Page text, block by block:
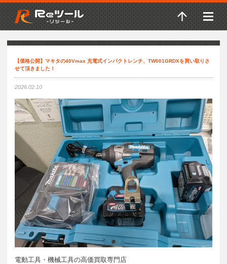
【価格公開】マキタの40Vmax 充電式インパクトレンチ、TW001GRDXを買い取りさ
せて頂きました！
2026.02.10
電動工具・機械工具の高価買取専門店